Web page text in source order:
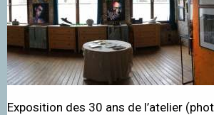
Exposition des 30 ans de l’atelier